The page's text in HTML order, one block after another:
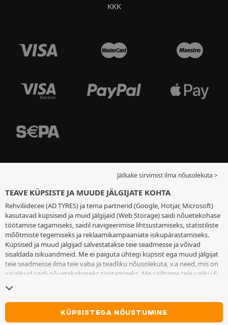
KKK
Jätkake sirvimist ilma nõusolekuta >
TEAVE KÜPSISTE JA MUUDE JÄLGIJATE KOHTA
Rehviliider.ee (AD TYRES) ja tema partnerid (Google, Hotjar, Microsoft)
kasutavad küpsiseid ja muid jälgijaid (Web Storage) saidi nõuetekohase
töötamise tagamiseks, saidil navigeerimise lihtsustamiseks, statistiliste
mõõtmiste tegemiseks ja reklaamikampaaniate isikupärastamiseks.
Küpsised ja muud jälgijad salvestatakse teie seadmesse ja võivad
sisaldada isikuandmeid. Me ei paiguta ühtegi küpsist ega muud jälgijat
teie seadmesse ilma teie vaba ja teadliku nõusolekuta, v.a need, mis on
vajalikud saidi nõuetekohaseks töötamiseks. Me säilitame teie valiku 6
muude jälgijate lehele
nõusolekut küpsiste ja muude jälgijate teie seadmesse paigutamiseks.
Keeldumine ei takista juurdepääsu teenustele AD TYRES. Lisateabe
saamiseks vaadakeküpsiste ja muude jälgijate lehte.
KÜPSISTEGA NÕUSTUMINE